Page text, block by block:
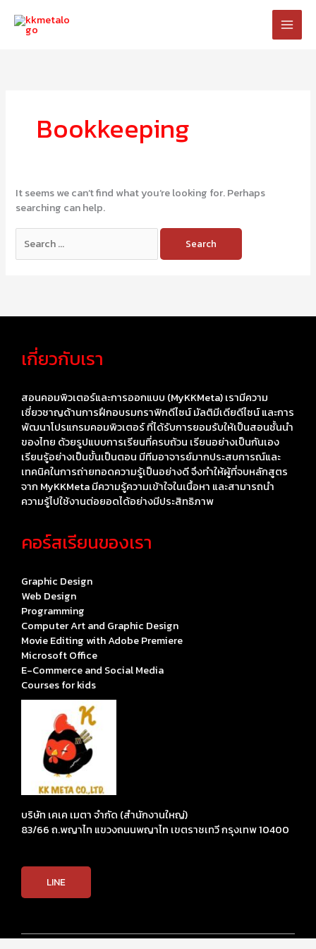
content
Bookkeeping
It seems we can’t find what you’re looking for. Perhaps
searching can help.
เกี่ยวกับเรา
สอนคอมพิวเตอร์และการออกแบบ (MyKKMeta) เรามีความ
เชี่ยวชาญด้านการฝึกอบรมกราฟิกดีไซน์ มัลติมีเดียดีไซน์ และการ
พัฒนาโปรแกรมคอมพิวเตอร์ ที่ได้รับการยอมรับให้เป็นสอนชั้นนำ
ของไทย ด้วยรูปแบบการเรียนที่ครบถ้วน เรียนอย่างเป็นกันเอง
เรียนรู้อย่างเป็นขั้นเป็นตอน มีทีมอาจารย์มากประสบการณ์และ
เทคนิคในการถ่ายทอดความรู้เป็นอย่างดี จึงทำให้ผู้ที่จบหลักสูตร
จาก MyKKMeta มีความรู้ความเข้าใจในเนื้อหา และสามารถนำ
ความรู้ไปใช้งานต่อยอดได้อย่างมีประสิทธิภาพ
คอร์สเรียนของเรา
Graphic Design
Web Design
Programming
Computer Art and Graphic Design
Movie Editing with Adobe Premiere
Microsoft Office
E-Commerce and Social Media
Courses for kids
บริษัท เคเค เมตา จำกัด (สำนักงานใหญ่)
83/66 ถ.พญาไท แขวงถนนพญาไท เขตราชเทวี กรุงเทพ 10400
LINE